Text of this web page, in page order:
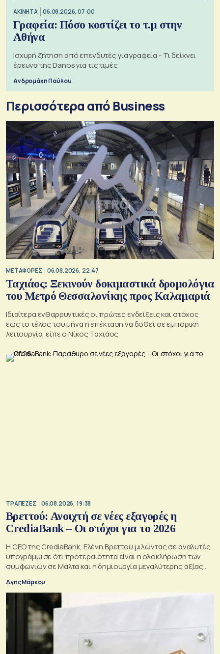
ΑΚΙΝΗΤΑ 06.08.2026, 07:00
Γραφεία: Πόσο κοστίζει το τ.μ στην
Αθήνα
Ισχυρή ζήτηση από επενδυτές για γραφεία - Τι δείχνει
έρευνα της Danos για τις τιμές
Ανδρομάχη Παύλου
Περισσότερα από Business
ΜΕΤΑΦΟΡΕΣ 06.08.2026, 22:47
Ταχιάος: Ξεκινούν δοκιμαστικά δρομολόγια
του Μετρό Θεσσαλονίκης προς Καλαμαριά
Ιδιαίτερα ενθαρρυντικές οι πρώτες ενδείξεις και στόχος
έως το τέλος του μήνα η επέκταση να δοθεί σε εμπορική
λειτουργία, είπε ο Νίκος Ταχιάος
ΤΡΑΠΕΖΕΣ 06.08.2026, 19:38
Βρεττού: Ανοιχτή σε νέες εξαγορές η
CrediaBank – Οι στόχοι για το 2026
Η CEO της CrediaBank, Ελένη Βρεττού μιλώντας σε αναλυτές
υπογράμμισε ότι προτεραιότητα είναι η ολοκλήρωση των
συμφωνιών σε Μάλτα και η δημιουργία μεγαλύτερης αξίας
για τους μετόχους
Αγης Μάρκου